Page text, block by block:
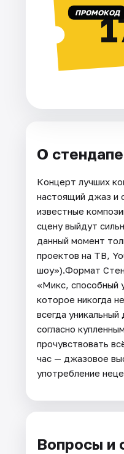
ПРОМОКОД
О стендапе
Концерт лучших
настоящий джаз и
известные
сцену выйдут
данный момент
проектов на ТВ,
шоу»).Формат
«Микс, способный
которое никогда
всегда
согласно
прочувствовать
час — джазовое
употребление
Вопросы и